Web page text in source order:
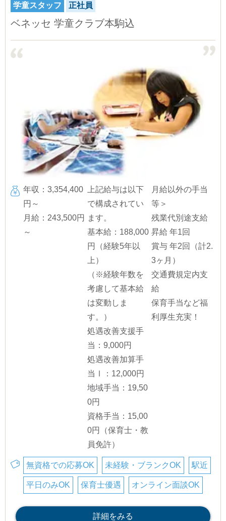
学童スタッフ 正社員
ベネッセ 学童クラブ本駒込
年収：3,354,400
円～
月給：243,500円
～
上記給与は以下
で構成されてい
ます。
基本給：188,000
円（経験5年以
上）
（※経験年数を
考慮して基本給
は変動しま
す。）
処遇改善支援手
当：9,000円
処遇改善加算手
当Ⅰ：12,000円
地域手当：19,50
0円
資格手当：15,00
0円（保育士・教
員免許）
月給以外の手当
等＞
残業代別途支給
昇給 年1回
賞与 年2回（計2.
3ヶ月）
交通費規定内支
給
保育手当など福
利厚生充実！
無資格での応募OK 未経験・ブランクOK 駅近
平日のみOK 保育士優遇 オンライン面談OK
詳細をみる